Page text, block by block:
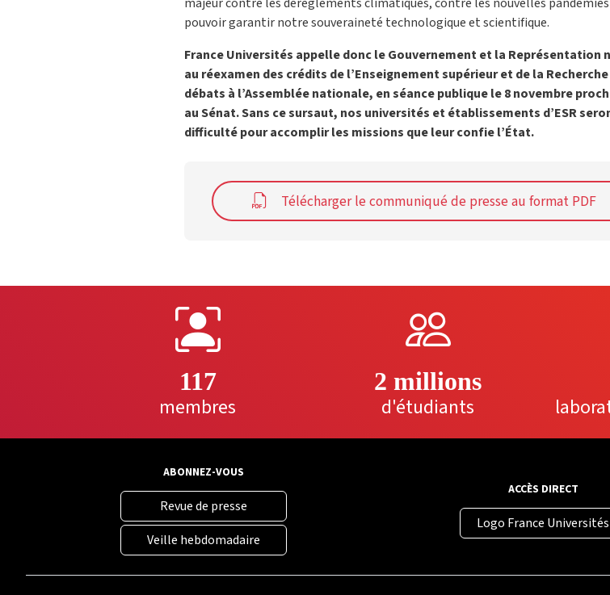
pouvoir garantir notre souveraineté technologique et scientifique.
France Universités appelle donc le Gouvernement et la Représentation
au réexamen des crédits de l’Enseignement supérieur et de la
débats à l’Assemblée nationale, en séance publique le 8 novembre
au Sénat. Sans ce sursaut, nos universités et établissements d’ESR
difficulté pour accomplir les missions que leur confie l’État.
Télécharger le communiqué de presse au format PDF
117
membres
2 millions
d'étudiants
ABONNEZ-VOUS
Revue de presse
Veille hebdomadaire
ACCÈS DIRECT
Logo France Universités